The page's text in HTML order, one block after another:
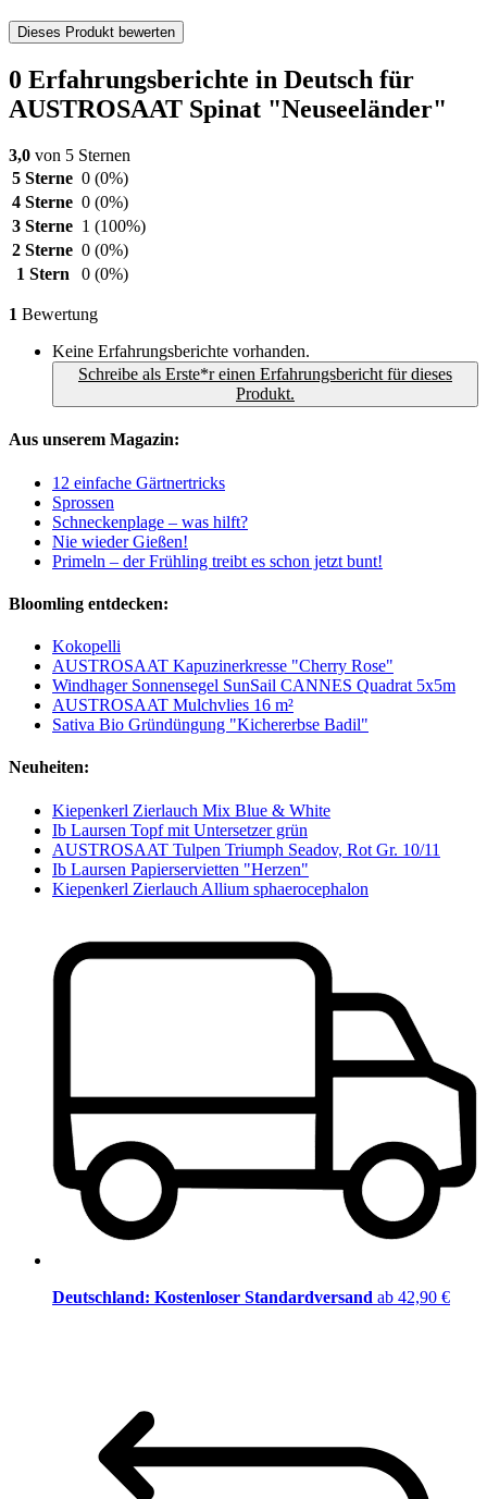
Dieses Produkt bewerten
0 Erfahrungsberichte in Deutsch für
AUSTROSAAT Spinat "Neuseeländer"
3,0 von 5 Sternen
5 Sterne 0 (0%)
4 Sterne 0 (0%)
3 Sterne 1 (100%)
2 Sterne 0 (0%)
1 Stern
0 (0%)
1 Bewertung
Keine Erfahrungsberichte vorhanden.
Schreibe als Erste*r einen Erfahrungsbericht für dieses
Produkt.
Aus unserem Magazin:
12 einfache Gärtnertricks
Sprossen
Schneckenplage – was hilft?
Nie wieder Gießen!
Primeln – der Frühling treibt es schon jetzt bunt!
Bloomling entdecken:
Kokopelli
AUSTROSAAT Kapuzinerkresse "Cherry Rose"
Windhager Sonnensegel SunSail CANNES Quadrat 5x5m
AUSTROSAAT Mulchvlies 16 m²
Sativa Bio Gründüngung "Kichererbse Badil"
Neuheiten:
Kiepenkerl Zierlauch Mix Blue & White
Ib Laursen Topf mit Untersetzer grün
AUSTROSAAT Tulpen Triumph Seadov, Rot Gr. 10/11
Ib Laursen Papierservietten "Herzen"
Kiepenkerl Zierlauch Allium sphaerocephalon
Deutschland: Kostenloser Standardversand ab 42,90 €